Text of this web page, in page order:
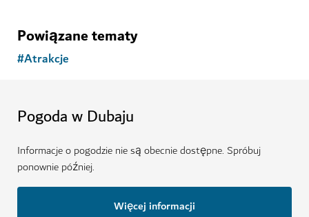
Powiązane tematy
#Atrakcje
Pogoda w Dubaju
Informacje o pogodzie nie są obecnie dostępne. Spróbuj
ponownie później.
Więcej informacji